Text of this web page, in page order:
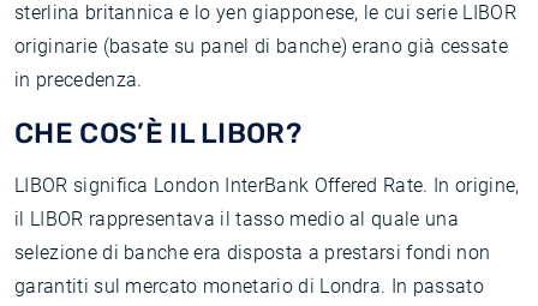
sterlina britannica e lo yen giapponese, le cui serie LIBOR
originarie (basate su panel di banche) erano già cessate
in precedenza.
CHE COS’È IL LIBOR?
LIBOR significa London InterBank Offered Rate. In origine,
il LIBOR rappresentava il tasso medio al quale una
selezione di banche era disposta a prestarsi fondi non
garantiti sul mercato monetario di Londra. In passato